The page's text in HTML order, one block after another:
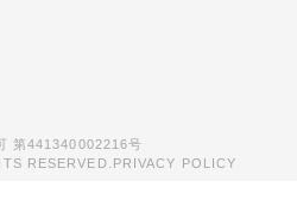
第441340002216号
RESERVED. PRIVACY POLICY